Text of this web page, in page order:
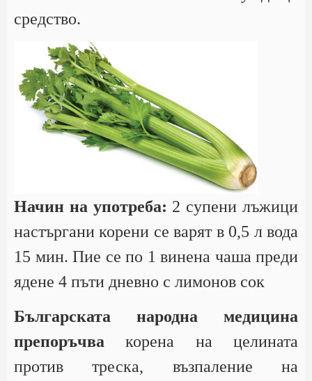
средство.
Начин на употреба: 2 супени лъжици
настъргани корени се варят в 0,5 л вода
15 мин. Пие се по 1 винена чаша преди
ядене 4 пъти дневно с лимонов сок
Българската народна медицина
препоръчва корена на целината
против треска, възпаление на